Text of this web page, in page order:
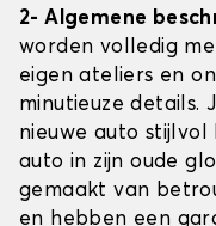
2- Algemene
worden volledig
eigen ateliers en
minutieuze details.
nieuwe auto
auto in zijn oude
gemaakt van
en hebben een